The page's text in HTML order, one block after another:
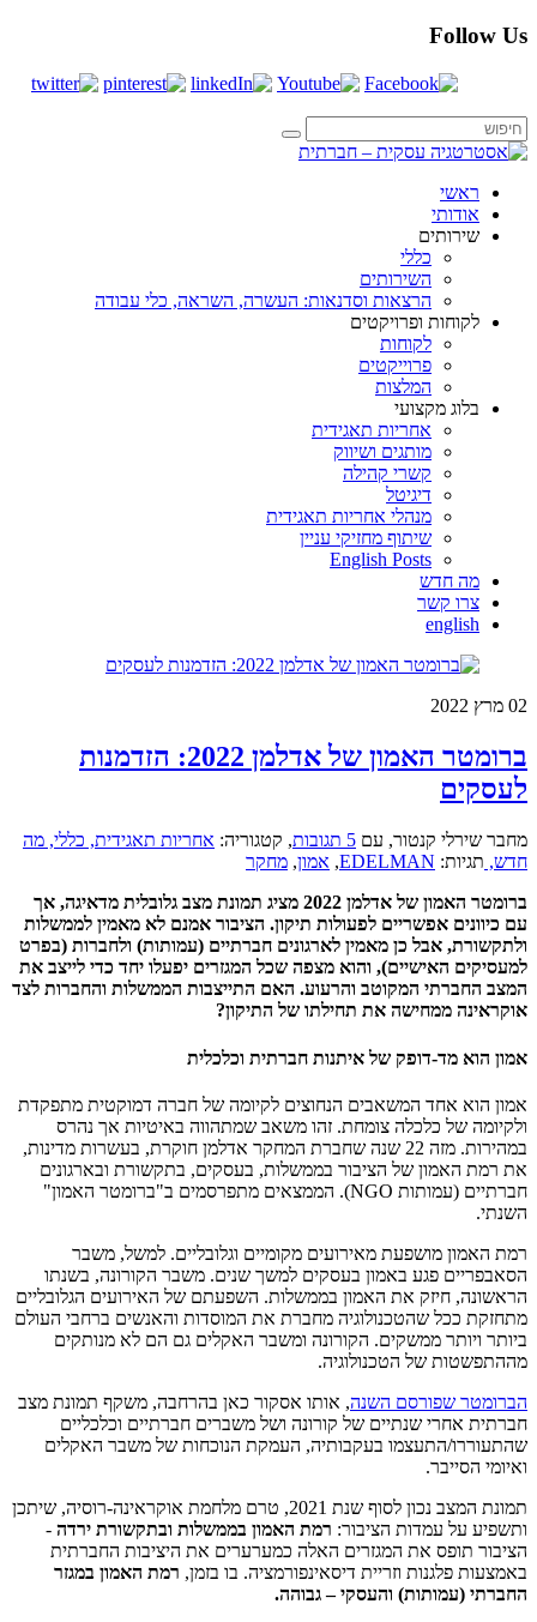
Follow Us
ראשי
אודותי
שירותים
כללי
השירותים
הרצאות וסדנאות: העשרה, השראה, כלי עבודה
לקוחות ופרויקטים
לקוחות
פרוייקטים
המלצות
בלוג מקצועי
אחריות תאגידית
מותגים ושיווק
קשרי קהילה
דיגיטל
מנהלי אחריות תאגידית
שיתוף מחזיקי עניין
English Posts
מה חדש
צרו קשר
english
02 מרץ 2022
ברומטר האמון של אדלמן 2022: הזדמנות
לעסקים
מחבר שירלי קנטור, עם 5 תגובות , קטגוריה: אחריות תאגידית, כללי, מה
חדש, תגיות: EDELMAN
, אמון, מחקר
ברומטר האמון של אדלמן 2022 מציג תמונת מצב גלובלית מדאיגה, אך
עם כיוונים אפשריים לפעולות תיקון. הציבור אמנם לא מאמין לממשלות
ולתקשורת, אבל כן מאמין לארגונים חברתיים (עמותות) ולחברות (בפרט
למעסיקים האישיים), והוא מצפה שכל המגזרים יפעלו יחד כדי לייצב את
המצב החברתי המקוטב והרעוע. האם התייצבות הממשלות והחברות לצד
אוקראינה ממחישה את תחילתו של התיקון?
אמון הוא מד-דופק של איתנות חברתית וכלכלית
אמון הוא אחד המשאבים הנחוצים לקיומה של חברה דמוקטית מתפקדת
ולקיומה של כלכלה צומחת. זהו משאב שמתהווה באיטיות אך נהרס
במהירות. מזה 22 שנה שחברת המחקר אדלמן חוקרת, בעשרות מדינות,
את רמת האמון של הציבור בממשלות, בעסקים, בתקשורת ובארגונים
חברתיים (עמותות NGO). הממצאים מתפרסמים ב"ברומטר האמון"
השנתי.
רמת האמון מושפעת מאירועים מקומיים וגלובליים. למשל, משבר
הסאבפריים פגע באמון בעסקים למשך שנים. משבר הקורונה, בשנתו
הראשונה, חיזק את האמון בממשלות. השפעתם של האירועים הגלובליים
מתחזקת ככל שהטכנולוגיה מחברת את המוסדות והאנשים ברחבי העולם
ביותר ויותר ממשקים. הקורונה ומשבר האקלים גם הם לא מנותקים
מההתפשטות של הטכנולוגיה.
הברומטר שפורסם השנה, אותו אסקור כאן בהרחבה, משקף תמונת מצב
חברתית אחרי שנתיים של קורונה ושל משברים חברתיים וכלכליים
שהתעוררו/התעצמו בעקבותיה, העמקת הנוכחות של משבר האקלים
ואיומי הסייבר.
תמונת המצב נכון לסוף שנת 2021, טרם מלחמת אוקראינה-רוסיה, שיתכן
ותשפיע על עמדות הציבור: רמת האמון בממשלות ובתקשורת ירדה -
הציבור תופס את המגזרים האלה כמערערים את היציבות החברתית
באמצעות פלגנות וזריית דיסאינפורמציה. בו בזמן, רמת האמון במגזר
החברתי (עמותות) והעסקי – גבוהה.